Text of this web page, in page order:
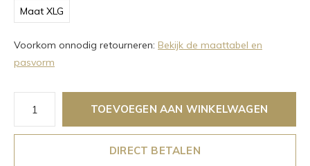
Maat XLG
Voorkom onnodig retourneren: Bekijk de maattabel en
pasvorm
TOEVOEGEN AAN WINKELWAGEN
DIRECT BETALEN